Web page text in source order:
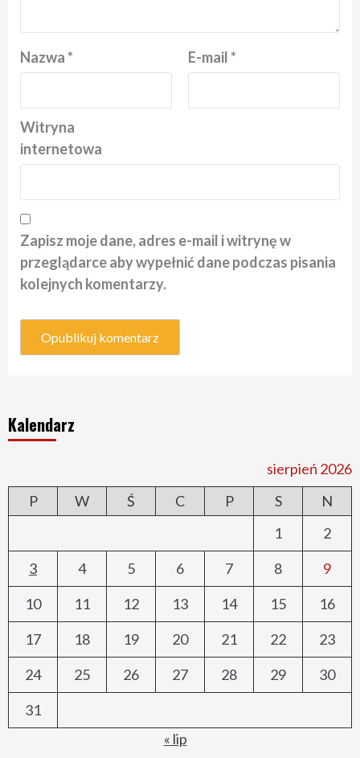
Nazwa* E-mail*
Witryna
internetowa
Zapisz moje dane, adres e-mail i witrynę w
przeglądarce aby wypełnić dane podczas pisania
kolejnych komentarzy.
Kalendarz
sierpień 2026
P
W Ś C P S
N
1
2
3
4 5 6 7 8
9
10
11 12 13 14 15
16
17
18 19 20 21 22
23
24
25 26 27 28 29
30
31
« lip